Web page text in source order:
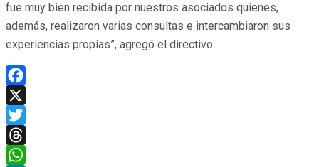
fue muy bien recibida por nuestros asociados quienes,
además, realizaron varias consultas e intercambiaron sus
experiencias propias”, agregó el directivo.
Facebook
X
Twitter
Threads